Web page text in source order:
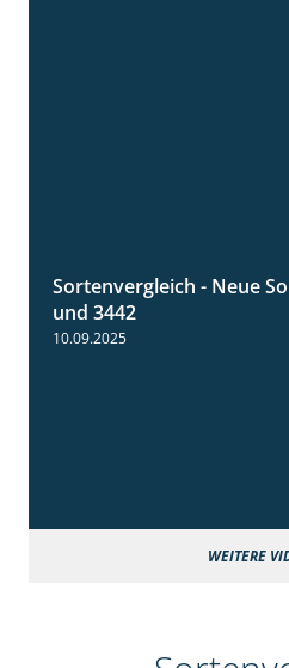
Sortenvergleich - Neue
und 3442
10.09.2025
WEITERE